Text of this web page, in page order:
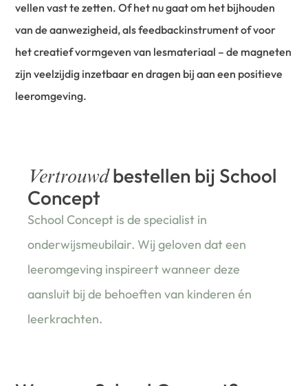
vellen vast te zetten. Of het nu gaat om het bijhouden
van de aanwezigheid, als feedbackinstrument of voor
het creatief vormgeven van lesmateriaal – de magneten
zijn veelzijdig inzetbaar en dragen bij aan een positieve
leeromgeving.
Vertrouwdbestellen bij School
Concept
School Concept is de specialist in
onderwijsmeubilair. Wij geloven dat een
leeromgeving inspireert wanneer deze
aansluit bij de behoeften van kinderen én
leerkrachten.